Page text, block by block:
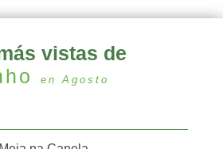
vistas de
en Agosto